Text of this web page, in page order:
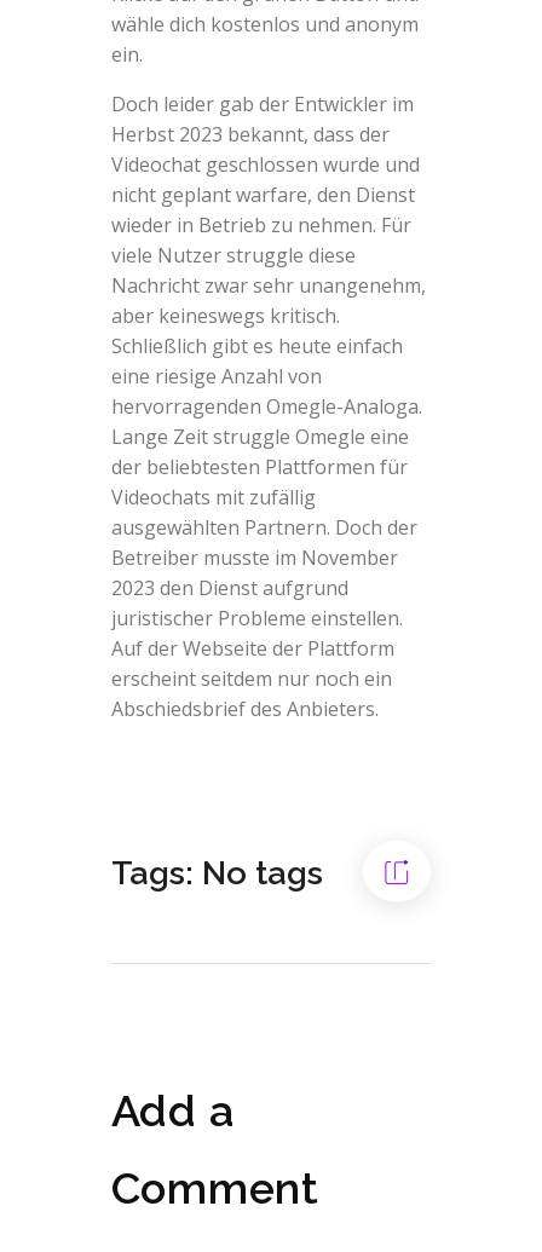
wähle dich kostenlos und anonym
ein.
Doch leider gab der Entwickler im
Herbst 2023 bekannt, dass der
Videochat geschlossen wurde und
nicht geplant warfare, den Dienst
wieder in Betrieb zu nehmen. Für
viele Nutzer struggle diese
Nachricht zwar sehr unangenehm,
aber keineswegs kritisch.
Schließlich gibt es heute einfach
eine riesige Anzahl von
hervorragenden Omegle-Analoga.
Lange Zeit struggle Omegle eine
der beliebtesten Plattformen für
Videochats mit zufällig
ausgewählten Partnern. Doch der
Betreiber musste im November
2023 den Dienst aufgrund
juristischer Probleme einstellen.
Auf der Webseite der Plattform
erscheint seitdem nur noch ein
Abschiedsbrief des Anbieters.
Tags: No tags
Add a
Comment